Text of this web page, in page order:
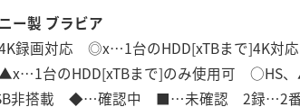
ー製 ブラビア
録画対応 ◎x…1台のHDD[xTBまで]4K対
台のHDD[xTBまで]のみ使用可 ○HS
非搭載 ◆…確認中 ■…未確認 2録…2番